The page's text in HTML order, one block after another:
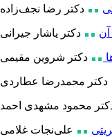
دکتر رضا نجف‌زاده
دکتر یاشار جیرانی
دکتر شروین مقیمی
دکتر محمدرضا عطاردی
محمود مشهدی احمد
علی‌نجات غلامی